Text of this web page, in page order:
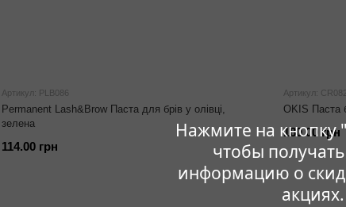
Нажмите на кнопку
чтобы
информацию о
акциях.
Артикул: PLB086
Permanent Lash&Brow Паста для брів у олівці,
зелена
114.00 грн
Артикул: CR082
OKIS Паста
180.00 грн